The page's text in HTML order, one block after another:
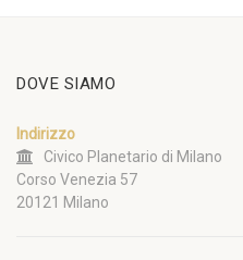
DOVE SIAMO
Indirizzo
Civico Planetario di Milano
Corso Venezia 57
20121 Milano